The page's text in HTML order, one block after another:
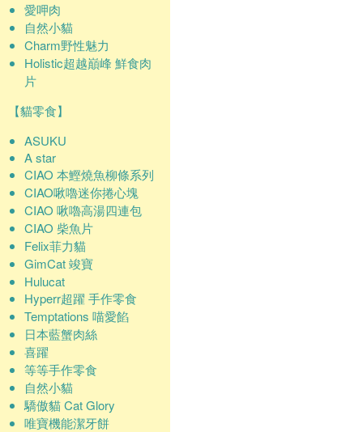
愛呷肉
自然小貓
Charm野性魅力
Holistic超越巔峰 鮮食肉
片
【貓零食】
ASUKU
A star
CIAO 本鰹燒魚柳條系列
CIAO啾嚕迷你捲心塊
CIAO 啾嚕高湯四連包
CIAO 柴魚片
Felix菲力貓
GimCat 竣寶
Hulucat
Hyperr超躍 手作零食
Temptations 喵愛餡
日本藍蟹肉絲
喜躍
等等手作零食
自然小貓
驕傲貓 Cat Glory
唯寶機能潔牙餅